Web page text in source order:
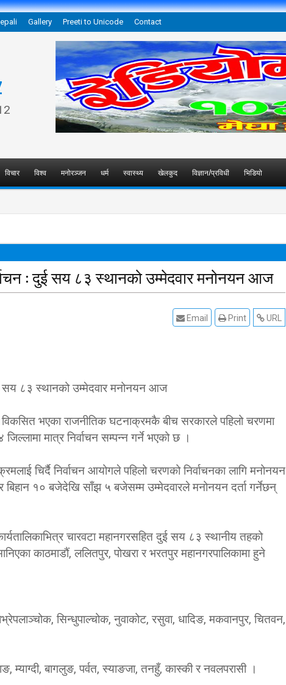
Gallery Preeti to Unicode Contact
विचार विश्व मनोरञ्जन धर्म स्वास्थ्य खेलकुद विज्ञान/प्रविधी भिडियो
: दुई सय ८३ स्थानको उम्मेदवार मनोनयन आज
URL
Print
Email
भएका राजनीतिक घटनाक्रमकै बीच सरकारले पहिलो चरणमा
मात्र निर्वाचन सम्पन्न गर्ने भएको छ ।
चिर्दै निर्वाचन आयोगले पहिलो चरणको निर्वाचनका लागि मनोनयन
बिहान १० बजेदेखि साँझ ५ बजेसम्म उम्मेदवारले मनोनयन दर्ता गर्नेछन्
चारवटा महानगरसहित दुई सय ८३ स्थानीय तहको
काठमाडौं, ललितपुर, पोखरा र भरतपुर महानगरपालिकामा हुने
सिन्धुपाल्चोक, नुवाकोट, रसुवा, धादिङ, मकवानपुर, चितवन,
म्याग्दी, बागलुङ, पर्वत, स्याङजा, तनहुँ, कास्की र नवलपरासी ।